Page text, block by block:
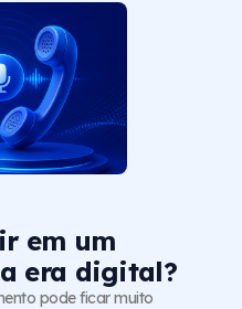
em um
era digital?
pode ficar muito